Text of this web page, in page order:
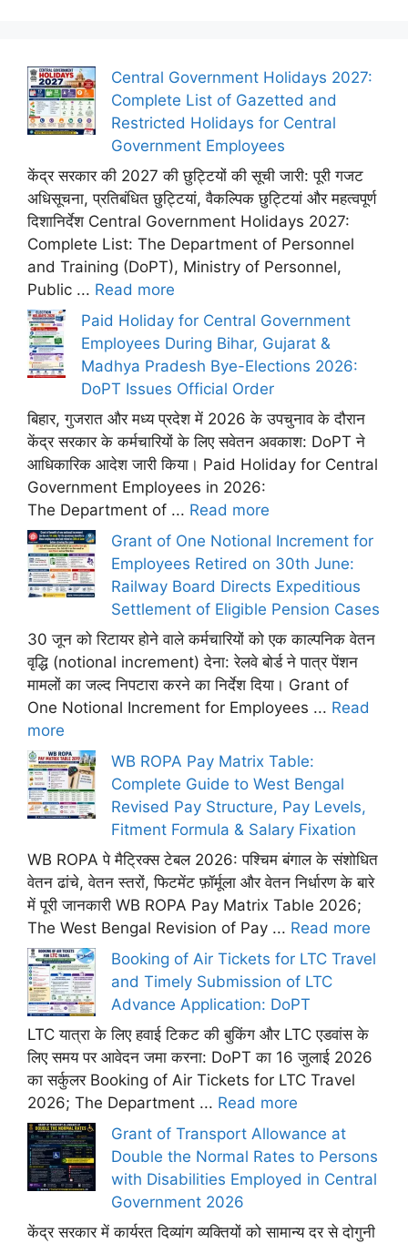
Central Government Holidays 2027:
Complete List of Gazetted and
Restricted Holidays for Central
Government Employees
केंद्र सरकार की 2027 की छुट्टियों की सूची जारी: पूरी गजट
अधिसूचना, प्रतिबंधित छुट्टियां, वैकल्पिक छुट्टियां और महत्वपूर्ण
दिशानिर्देश Central Government Holidays 2027:
Complete List: The Department of Personnel
and Training (DoPT), Ministry of Personnel,
Public ... Read more
Paid Holiday for Central Government
Employees During Bihar, Gujarat &
Madhya Pradesh Bye-Elections 2026:
DoPT Issues Official Order
बिहार, गुजरात और मध्य प्रदेश में 2026 के उपचुनाव के दौरान
केंद्र सरकार के कर्मचारियों के लिए सवेतन अवकाश: DoPT ने
आधिकारिक आदेश जारी किया। Paid Holiday for Central
Government Employees in 2026:
The Department of ... Read more
Grant of One Notional Increment for
Employees Retired on 30th June:
Railway Board Directs Expeditious
Settlement of Eligible Pension Cases
30 जून को रिटायर होने वाले कर्मचारियों को एक काल्पनिक वेतन
वृद्धि (notional increment) देना: रेलवे बोर्ड ने पात्र पेंशन
मामलों का जल्द निपटारा करने का निर्देश दिया। Grant of
One Notional Increment for Employees ... Read
more
WB ROPA Pay Matrix Table:
Complete Guide to West Bengal
Revised Pay Structure, Pay Levels,
Fitment Formula & Salary Fixation
WB ROPA पे मैट्रिक्स टेबल 2026: पश्चिम बंगाल के संशोधित
वेतन ढांचे, वेतन स्तरों, फिटमेंट फ़ॉर्मूला और वेतन निर्धारण के बारे
में पूरी जानकारी WB ROPA Pay Matrix Table 2026;
The West Bengal Revision of Pay ... Read more
Booking of Air Tickets for LTC Travel
and Timely Submission of LTC
Advance Application: DoPT
LTC यात्रा के लिए हवाई टिकट की बुकिंग और LTC एडवांस के
लिए समय पर आवेदन जमा करना: DoPT का 16 जुलाई 2026
का सर्कुलर Booking of Air Tickets for LTC Travel
2026; The Department ... Read more
Grant of Transport Allowance at
Double the Normal Rates to Persons
with Disabilities Employed in Central
Government 2026
केंद्र सरकार में कार्यरत दिव्यांग व्यक्तियों को सामान्य दर से दोगुनी